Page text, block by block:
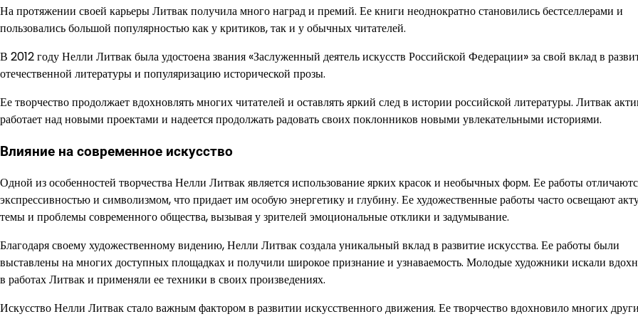
На протяжении своей карьеры Литвак получила много наград и премий. Ее книги неоднократно становились бестселлерами и
пользовались большой популярностью как у критиков, так и у обычных читателей.
В 2012 году Нелли Литвак была удостоена звания «Заслуженный деятель искусств Российской Федерации» за свой вклад в
отечественной литературы и популяризацию исторической прозы.
Ее творчество продолжает вдохновлять многих читателей и оставлять яркий след в истории российской литературы. Литвак
работает над новыми проектами и надеется продолжать радовать своих поклонников новыми увлекательными историями.
Влияние на современное искусство
Одной из особенностей творчества Нелли Литвак является использование ярких красок и необычных форм. Ее работы
экспрессивностью и символизмом, что придает им особую энергетику и глубину. Ее художественные работы часто освещают
темы и проблемы современного общества, вызывая у зрителей эмоциональные отклики и задумывание.
Благодаря своему художественному видению, Нелли Литвак создала уникальный вклад в развитие искусства. Ее работы были
выставлены на многих доступных площадках и получили широкое признание и узнаваемость. Молодые художники искали
в работах Литвак и применяли ее техники в своих произведениях.
Искусство Нелли Литвак стало важным фактором в развитии искусственного движения. Ее творчество вдохновило многих